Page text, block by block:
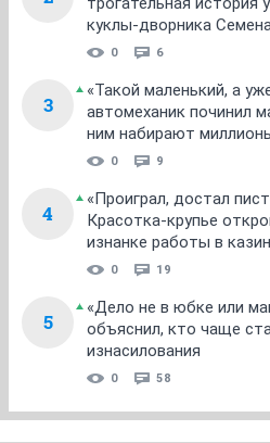
куклы-дворника
0 6
3
«Такой маленький, а
автомеханик починил
ним набирают
0 9
4
«Проиграл, достал
Красотка-крупье
изнанке работы в
0 19
5
«Дело не в юбке или
объяснил, кто чаще
изнасилования
0 58